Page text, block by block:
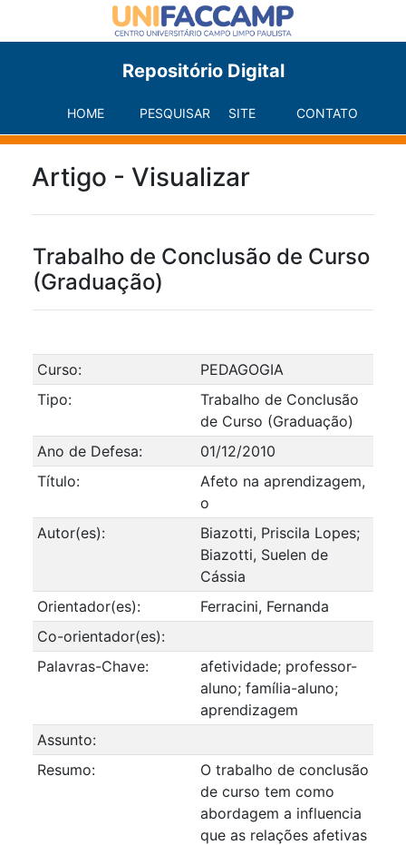
Repositório Digital
HOME PESQUISAR SITE CONTATO
Artigo - Visualizar
Trabalho de Conclusão de Curso
(Graduação)
Curso:
PEDAGOGIA
Tipo:
Trabalho de Conclusão
de Curso (Graduação)
Ano de Defesa:
01/12/2010
Título:
Afeto na aprendizagem,
o
Autor(es):
Biazotti, Priscila Lopes;
Biazotti, Suelen de
Cássia
Orientador(es):
Ferracini, Fernanda
Co-orientador(es):
Palavras-Chave:
afetividade; professor-
aluno; família-aluno;
aprendizagem
Assunto:
Resumo:
O trabalho de conclusão
de curso tem como
abordagem a influencia
que as relações afetivas